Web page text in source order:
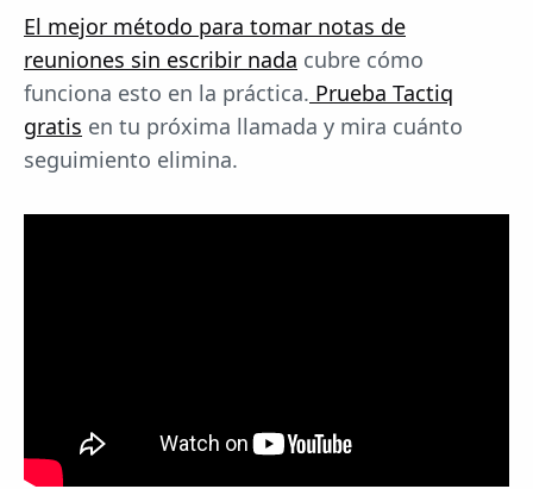
El mejor método para tomar notas de
reuniones sin escribir nada cubre cómo
funciona esto en la práctica. Prueba Tactiq
gratis en tu próxima llamada y mira cuánto
seguimiento elimina.